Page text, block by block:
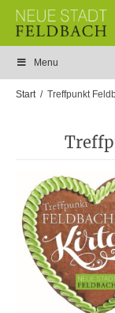
Menu
Start Treffpunkt